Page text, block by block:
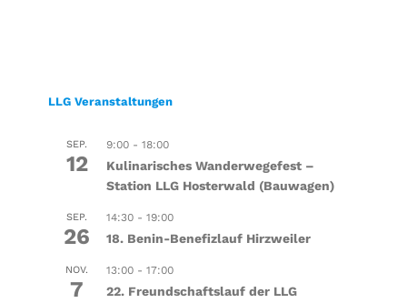
LLG Veranstaltungen
SEP.
12
9:00- 18:00
Kulinarisches Wanderwegefest –
Station LLG Hosterwald (Bauwagen)
SEP.
26
14:30- 19:00
18. Benin-Benefizlauf Hirzweiler
NOV.
7
13:00- 17:00
22. Freundschaftslauf der LLG